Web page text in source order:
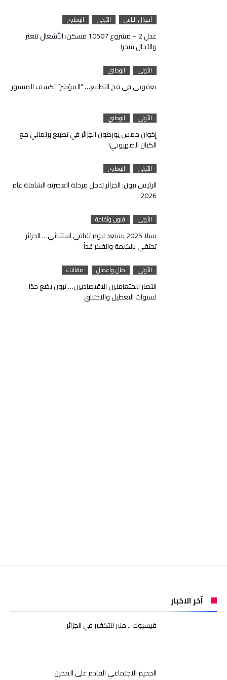
أحوال الناس الأولى الوطني
عدل 2 – مشروع 10507 مسكن: الأشغال تتعثر
والآجال تتبخر!
الأولى الوطني
يعقوبي في فخ التطبيع… “المؤشر” تكشف المستور
الأولى الوطني
إخوان حمس يورطون الجزائر في تطبيع برلماني مع
الكيان الصهيوني!
الأولى الوطني
الرئيس تبون: الجزائر تدخل مرحلة العصرنة الشاملة عام
2026
الأولى فنون وثقافة
سيلا 2025 يستعد ليوم ثقافي استثنائي… الجزائر
تحتفي بالكلمة والفكر غداً
الأولى مال واعمال مقالات
انتصار للمتعاملين الاقتصاديين… تبون يضع حدًا
لسنوات التعطيل والاختناق
آخر الاخبار
فيسبوك .. منبر للتكفير في الجزائر
الجحيم الاجتماعي القادم على المخزن